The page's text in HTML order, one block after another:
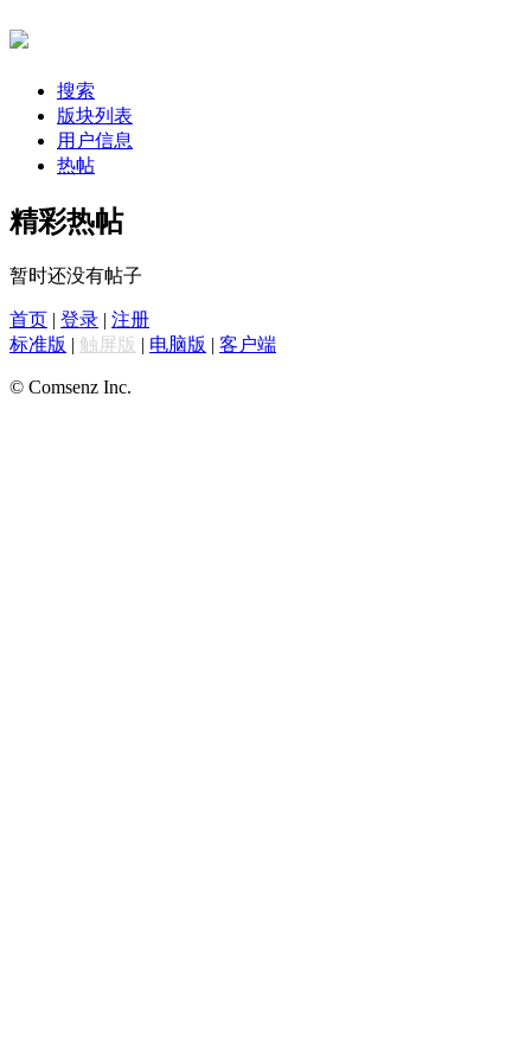
搜索
版块列表
用户信息
热帖
精彩热帖
暂时还没有帖子
首页 | 登录 | 注册
标准版 | 触屏版 | 电脑版 | 客户端
© Comsenz Inc.